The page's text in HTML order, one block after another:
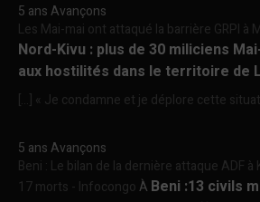
5 ans Avançons
Les Mai-mai ont attaqué la barrière GRPI
Nord-Kivu : plus de 30 miliciens
aux hostilités dans le territoire de
[…] « Je condamne et je déplore cette
5 ans Avançons
Beni : Le bilan de la dernière attaque ADF à
17 morts - InfocongoÀ Beni :13 civils